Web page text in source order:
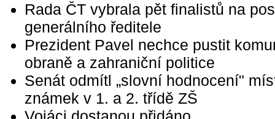
Rada ČT vybrala pět finalistů na
generálního ředitele
Prezident Pavel nechce pustit
obraně a zahraniční politice
Senát odmítl „slovní hodnocení"
známek v 1. a 2. třídě ZŠ